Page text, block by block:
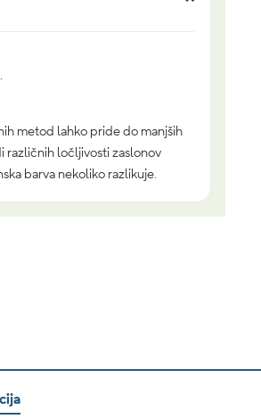
metod lahko pride do manjših
različnih ločljivosti zaslonov
barva nekoliko razlikuje.